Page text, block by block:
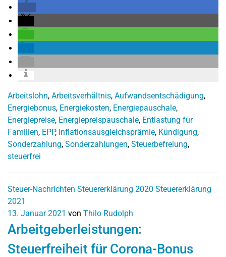
Arbeitslohn, Arbeitsverhältnis, Aufwandsentschädigung,
Energiebonus, Energiekosten, Energiepauschale,
Energiepreise, Energiepreispauschale, Entlastung für
Familien, EPP, Inflationsausgleichsprämie, Kündigung,
Sonderzahlung, Sonderzahlungen, Steuerbefreiung,
steuerfrei
Steuer-Nachrichten Steuererklärung 2020 Steuererklärung
2021
13. Januar 2021 von Thilo Rudolph
Arbeitgeberleistungen:
Steuerfreiheit für Corona-Bonus